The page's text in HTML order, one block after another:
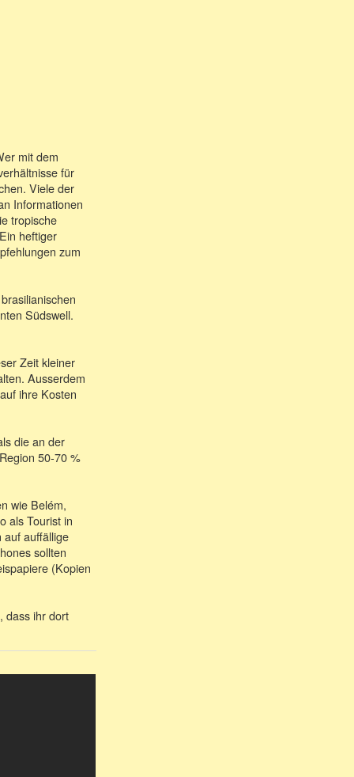
mit dem
für
Viele der
Informationen
tropische
heftiger
zum
Südswell.
Zeit kleiner
Ausserdem
ihre Kosten
die an der
50-70 %
wie Belém,
als Tourist in
auf auffällige
sollten
(Kopien
dass ihr dort